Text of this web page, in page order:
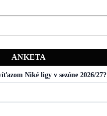
ANKETA
Niké ligy v sezóne 2026/27?